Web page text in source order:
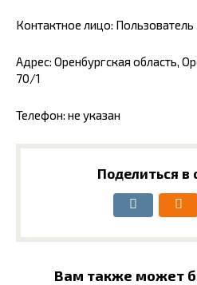
Контактное лицо: Пользователь
Адрес: Оренбургская область,
70/1
Телефон: не указан
Поделиться в
Вам также может